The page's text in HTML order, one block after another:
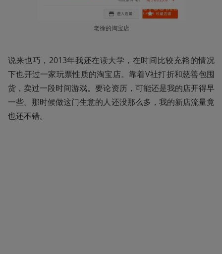
老徐的淘宝店
说来也巧，2013年我还在读大学，在时间比较充裕的情况
下也开过一家玩票性质的淘宝店。靠着V社打折和慈善包囤
货，卖过一段时间游戏。要论资历，可能还是我的店开得早
一些。那时候做这门生意的人还没那么多，我的新店流量竟
也还不错。